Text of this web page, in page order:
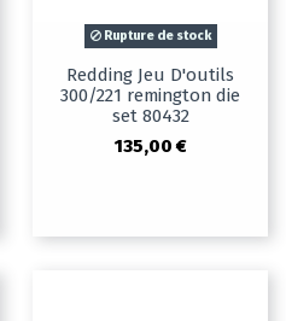
Rupture de stock
Redding Jeu D'outils
300/221 remington die
set 80432
135,00 €